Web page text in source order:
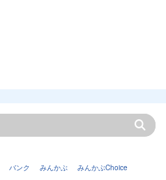
バンク みんかぶ
みんかぶChoice